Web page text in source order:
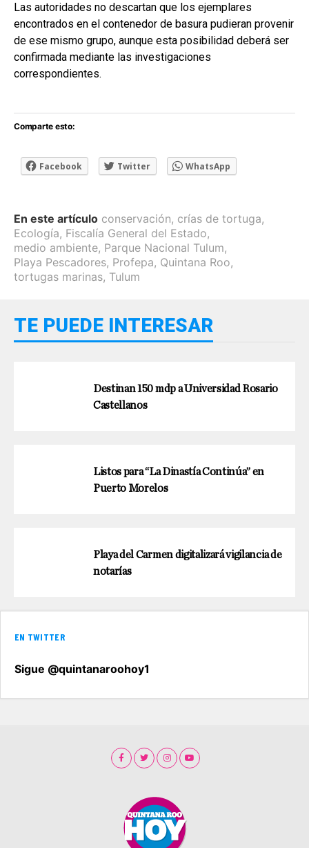
Las autoridades no descartan que los ejemplares
encontrados en el contenedor de basura pudieran provenir
de ese mismo grupo, aunque esta posibilidad deberá ser
confirmada mediante las investigaciones
correspondientes.
Comparte esto:
Facebook Twitter WhatsApp
En este artículo conservación, crías de tortuga,
Ecología, Fiscalía General del Estado,
medio ambiente, Parque Nacional Tulum,
Playa Pescadores, Profepa, Quintana Roo,
tortugas marinas, Tulum
TE PUEDE INTERESAR
Destinan 150 mdp a Universidad Rosario
Castellanos
Listos para “La Dinastía Continúa” en
Puerto Morelos
Playa del Carmen digitalizará vigilancia de
notarías
EN TWITTER
Sigue @quintanaroohoy1